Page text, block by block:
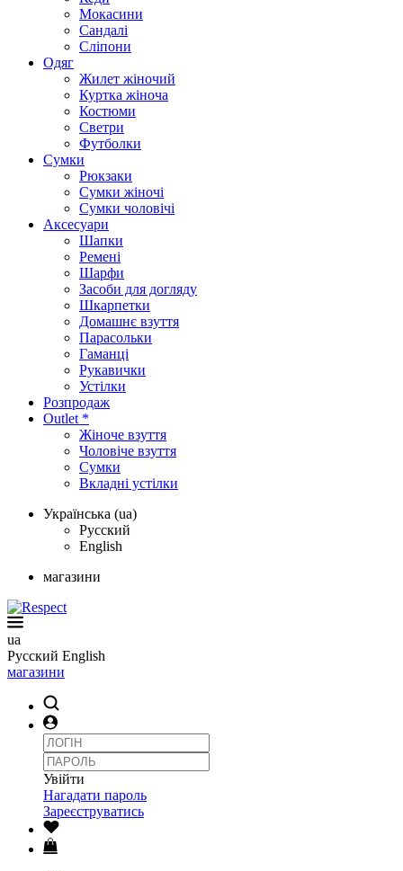
Мокасини
Сандалі
Сліпони
Одяг
Жилет жіночий
Куртка жіноча
Костюми
Светри
Футболки
Сумки
Рюкзаки
Сумки жіночі
Сумки чоловічі
Аксеcуари
Шапки
Ремені
Шарфи
Засоби для догляду
Шкарпетки
Домашнє взуття
Парасольки
Гаманці
Рукавички
Устілки
Розпродаж
Outlet *
Жіноче взуття
Чоловіче взуття
Сумки
Вкладні устілки
Українська (ua)
Русский
English
магазини
ua
Русский English
магазини
Увійти
Нагадати пароль
Зареєструватись